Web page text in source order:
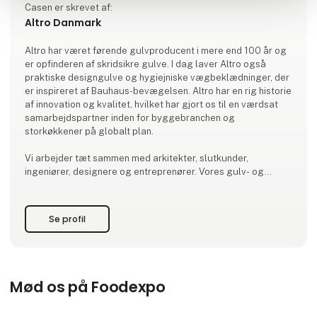
Casen er skrevet af:
Altro Danmark
Altro har været førende gulvproducent i mere end 100 år og
er opfinderen af skridsikre gulve. I dag laver Altro også
praktiske designgulve og hygiejniske vægbeklædninger, der
er inspireret af Bauhaus-bevægelsen. Altro har en rig historie
af innovation og kvalitet, hvilket har gjort os til en værdsat
samarbejdspartner inden for byggebranchen og
storkøkkener på globalt plan.
Vi arbejder tæt sammen med arkitekter, slutkunder,
ingeniører, designere og entreprenører. Vores gulv- og
Se profil
Mød os på Foodexpo